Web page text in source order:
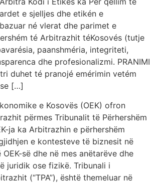
e sjelljes dhe etikén e
né vlerat dhe parimet e
té Arbitrazhit téKosovés (tutje
paanshméria, integriteti,
dhe profesionalizmi. PRANIMI
duhet té pranojé emérimin vetém
[…]
e Kosovës (OEK) ofron
përmes Tribunalit të Përhershëm
ja ka Arbitrazhin e përhershëm
e kontesteve të biznesit në
së dhe në mes anëtarëve dhe
juridik ose fizikë. Tribunali i
(“TPA”), është themeluar në